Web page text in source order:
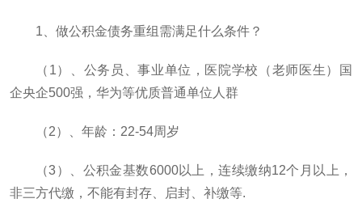
1、做公积金债务重组需满足什么条件？
（1）、公务员、事业单位，医院学校（老师医生）国
企央企500强，华为等优质普通单位人群
（2）、年龄：22-54周岁
（3）、公积金基数6000以上，连续缴纳12个月以上，
非三方代缴，不能有封存、启封、补缴等.